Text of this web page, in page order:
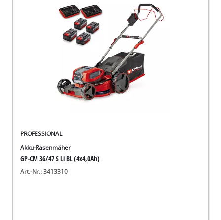
PROFESSIONAL
Akku-Rasenmäher
GP-CM 36/47 S Li BL (4x4,0Ah)
Art.-Nr.: 3413310